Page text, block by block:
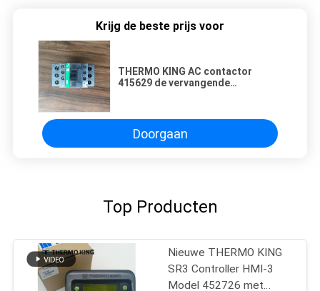
Krijg de beste prijs voor
THERMO KING AC contactor
415629 de vervangende
Doorgaan
Top Producten
Nieuwe THERMO KING
SR3 Controller HMI-3
Model 452726 met